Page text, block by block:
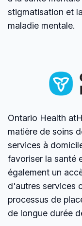
stigmatisation et
maladie mentale.
Ontario Health
matière de soins
services à
favoriser la santé
également un
d'autres services
processus de
de longue durée